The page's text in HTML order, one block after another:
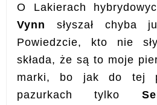
O Lakierach
Vynn
słyszał chyba
Powiedzcie, kto nie
składa, że są to moje
marki, bo jak do tej
pazurkach tylko